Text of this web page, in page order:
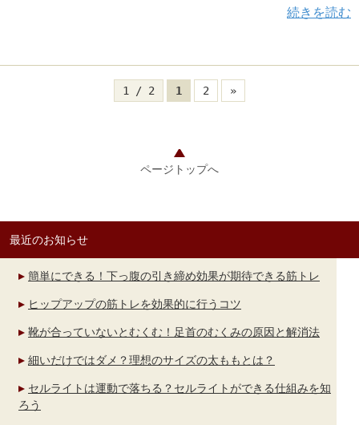
最近のお知らせ
簡単にできる！下っ腹の引き締め効果が期待できる筋トレ
ヒップアップの筋トレを効果的に行うコツ
靴が合っていないとむくむ！足首のむくみの原因と解消法
細いだけではダメ？理想のサイズの太ももとは？
セルライトは運動で落ちる？セルライトができる仕組みを知
ろう
続きを読む
1 / 2 1 2 »
ページトップへ